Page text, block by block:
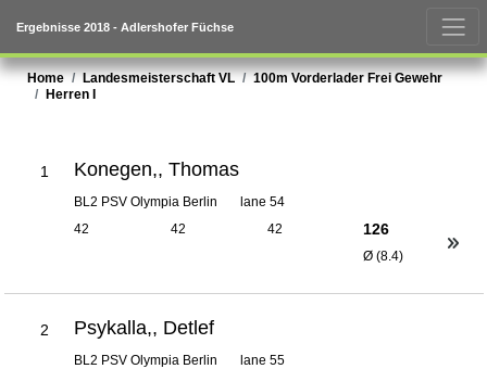
Ergebnisse 2018 - Adlershofer Füchse
Home Landesmeisterschaft VL
100m Vorderlader Frei Gewehr
Herren I
1 Konegen,, Thomas
BL2 PSV Olympia Berlin
lane 54
42
42 42 126
Ø (8.4)
2 Psykalla,, Detlef
BL2 PSV Olympia Berlin
lane 55